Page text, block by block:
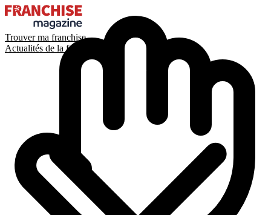
Trouver ma franchise
Actualités de la franchise